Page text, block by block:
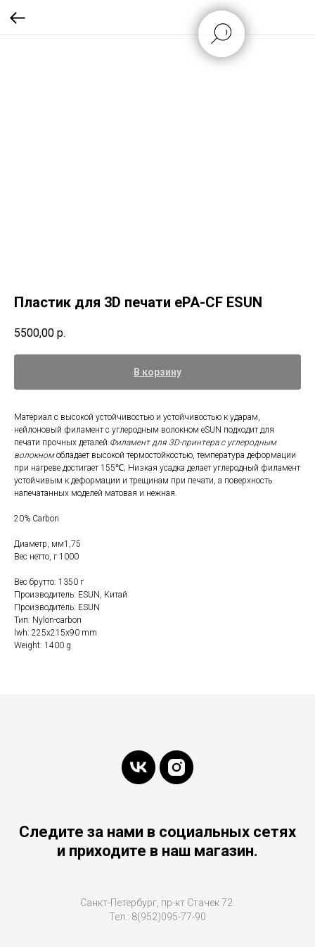
Пластик для 3D печати ePA-CF ESUN
5500,00 р.
В корзину
Материал с высокой устойчивостью и устойчивостью к ударам,
нейлоновый филамент с углеродным волокном eSUN подходит для
печати прочных деталей.Филамент для 3D-принтера с углеродным
волокномобладает высокой термостойкостью, температура деформации
при нагреве достигает 155℃; Низкая усадка делает углеродный филамент
устойчивым к деформации и трещинам при печати, а поверхность
напечатанных моделей матовая и нежная.
20% Carbon
Диаметр, мм1,75
Вес нетто, г 1000
Вес брутто: 1350 г
Производитель: ESUN, Китай
Производитель: ESUN
Тип: Nylon-carbon
lwh: 225x215x90 mm
Weight: 1400 g
Следите за нами в социальных сетях
и приходите в наш магазин.
Санкт-Петербург, пр-кт Стачек 72.
Тел.: 8(952)095-77-90